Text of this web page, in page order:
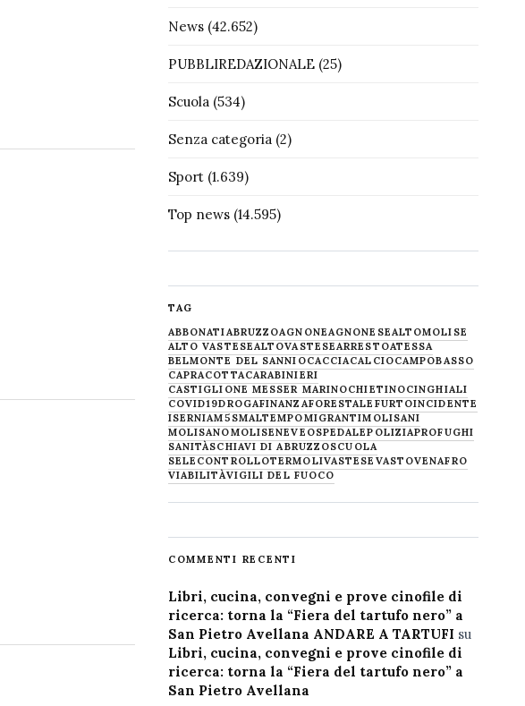
News(42.652)
PUBBLIREDAZIONALE(25)
Scuola(534)
Senza categoria(2)
Sport(1.639)
Top news(14.595)
TAG
ABBONATIABRUZZOAGNONEAGNONESEALTOMOLISE
ALTO VASTESEALTOVASTESEARRESTOATESSA
BELMONTE DEL SANNIOCACCIACALCIOCAMPOBASSO
CAPRACOTTACARABINIERI
CASTIGLIONE MESSER MARINOCHIETINOCINGHIALI
COVID19DROGAFINANZAFORESTALE FURTOINCIDENTE
ISERNIAM5SMALTEMPOMIGRANTIMOLISANI
MOLISANOMOLISENEVE OSPEDALEPOLIZIAPROFUGHI
SANITÀSCHIAVI DI ABRUZZOSCUOLA
SELECONTROLLOTERMOLIVASTESE VASTOVENAFRO
VIABILITÀVIGILI DEL FUOCO
COMMENTI RECENTI
Libri, cucina, convegni e prove cinofile di
ricerca: torna la “Fiera del tartufo nero” a
San Pietro Avellana ANDARE A TARTUFI su
Libri, cucina, convegni e prove cinofile di
ricerca: torna la “Fiera del tartufo nero” a
San Pietro Avellana